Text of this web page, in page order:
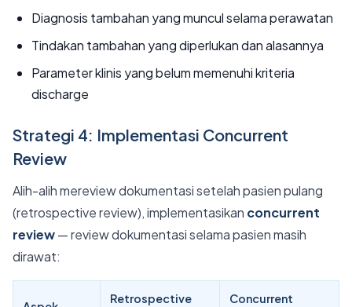
Diagnosis tambahan yang muncul selama perawatan
Tindakan tambahan yang diperlukan dan alasannya
Parameter klinis yang belum memenuhi kriteria
discharge
Strategi 4: Implementasi Concurrent
Review
Alih-alih mereview dokumentasi setelah pasien pulang
(retrospective review), implementasikan concurrent
review— review dokumentasi selama pasien masih
dirawat:
Retrospective
Concurrent